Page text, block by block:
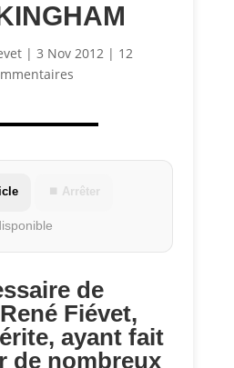
| 3 Nov 2012| 12
⏹ Arrêter
de
Fiévet,
ayant fait
de nombreux